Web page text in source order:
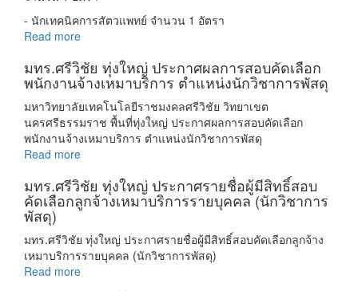
- นักเทคนิคการสัตวแพทย์ จำนวน 1 อัตรา
Read more
มทร.ศรีวิชัย ทุ่งใหญ่ ประกาศผลการสอบคัดเลือก
พนักงานจ้างเหมาบริการ ตำแหน่งนักวิชาการพัสดุ
มหาวิทยาลัยเทคโนโลยีราชมงคลศรีวิชัย วิทยาเขต
นครศรีธรรมราช พื้นที่ทุ่งใหญ่ ประกาศผลการสอบคัดเลือก
พนักงานจ้างเหมาบริการ ตำแหน่งนักวิชาการพัสดุ
Read more
มทร.ศรีวิชัย ทุ่งใหญ่ ประกาศรายชื่อผู้มีสิทธิ์สอบ
คัดเลือกลูกจ้างเหมาบริการรายบุคคล (นักวิชาการ
พัสดุ)
มทร.ศรีวิชัย ทุ่งใหญ่ ประกาศรายชื่อผู้มีสิทธิ์สอบคัดเลือกลูกจ้าง
เหมาบริการรายบุคคล (นักวิชาการพัสดุ)
Read more